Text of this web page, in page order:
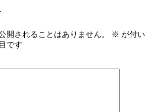
開されることはありません。 ※ が付い
です